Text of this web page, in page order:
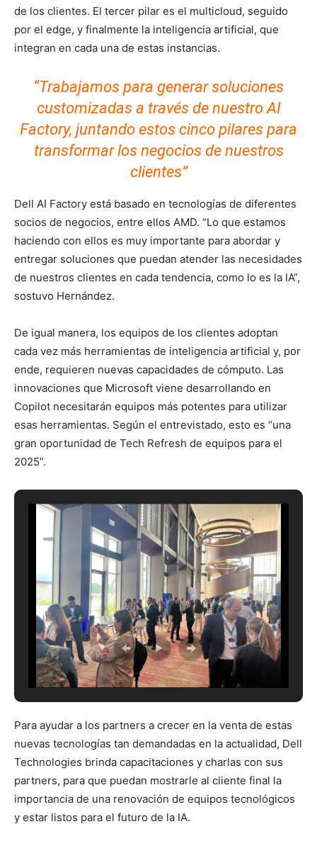
de los clientes. El tercer pilar es el multicloud, seguido
por el edge, y finalmente la inteligencia artificial, que
integran en cada una de estas instancias.
“Trabajamos para generar soluciones
customizadas a través de nuestro AI
Factory, juntando estos cinco pilares para
transformar los negocios de nuestros
clientes”
Dell AI Factory está basado en tecnologías de diferentes
socios de negocios, entre ellos AMD. “Lo que estamos
haciendo con ellos es muy importante para abordar y
entregar soluciones que puedan atender las necesidades
de nuestros clientes en cada tendencia, como lo es la IA”,
sostuvo Hernández.
De igual manera, los equipos de los clientes adoptan
cada vez más herramientas de inteligencia artificial y, por
ende, requieren nuevas capacidades de cómputo. Las
innovaciones que Microsoft viene desarrollando en
Copilot necesitarán equipos más potentes para utilizar
esas herramientas. Según el entrevistado, esto es “una
gran oportunidad de Tech Refresh de equipos para el
2025”.
Para ayudar a los partners a crecer en la venta de estas
nuevas tecnologías tan demandadas en la actualidad, Dell
Technologies brinda capacitaciones y charlas con sus
partners, para que puedan mostrarle al cliente final la
importancia de una renovación de equipos tecnológicos
y estar listos para el futuro de la IA.